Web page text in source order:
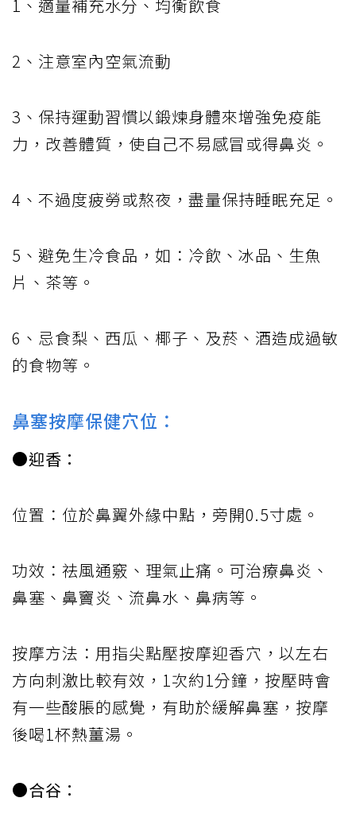
1、適量補充水分、均衡飲食
2、注意室內空氣流動
3、保持運動習慣以鍛煉身體來增強免疫能
力，改善體質，使自己不易感冒或得鼻炎。
4、不過度疲勞或熬夜，盡量保持睡眠充足。
5、避免生冷食品，如：冷飲、冰品、生魚
片、茶等。
6、忌食梨、西瓜、椰子、及菸、酒造成過敏
的食物等。
鼻塞按摩保健穴位：
●迎香：
位置：位於鼻翼外緣中點，旁開0.5寸處。
功效：祛風通竅、理氣止痛。可治療鼻炎、
鼻塞、鼻竇炎、流鼻水、鼻病等。
按摩方法：用指尖點壓按摩迎香穴，以左右
方向刺激比較有效，1次約1分鐘，按壓時會
有一些酸脹的感覺，有助於緩解鼻塞，按摩
後喝1杯熱薑湯。
●合谷：